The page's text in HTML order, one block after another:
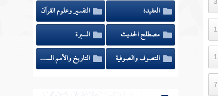
العقيدة
التفسير وعلوم القرآن
مصطلح الحديث
السيرة
التصوف والصوفية
التاريخ والأمم السابقة